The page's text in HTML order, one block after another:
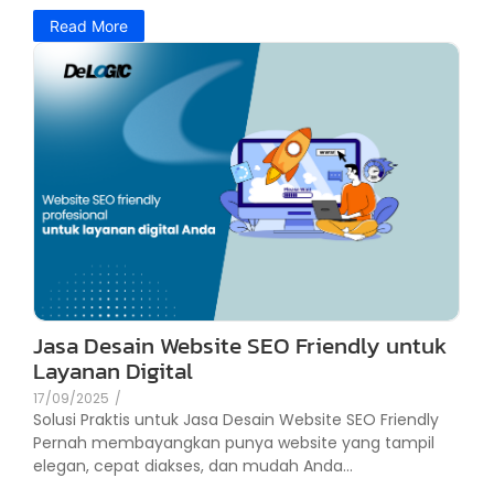
Read More
Jasa Desain Website SEO Friendly untuk
Layanan Digital
17/09/2025 /
Solusi Praktis untuk Jasa Desain Website SEO Friendly
Pernah membayangkan punya website yang tampil
elegan, cepat diakses, dan mudah Anda...